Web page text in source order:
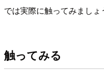
では実際に触ってみましょ
触ってみる